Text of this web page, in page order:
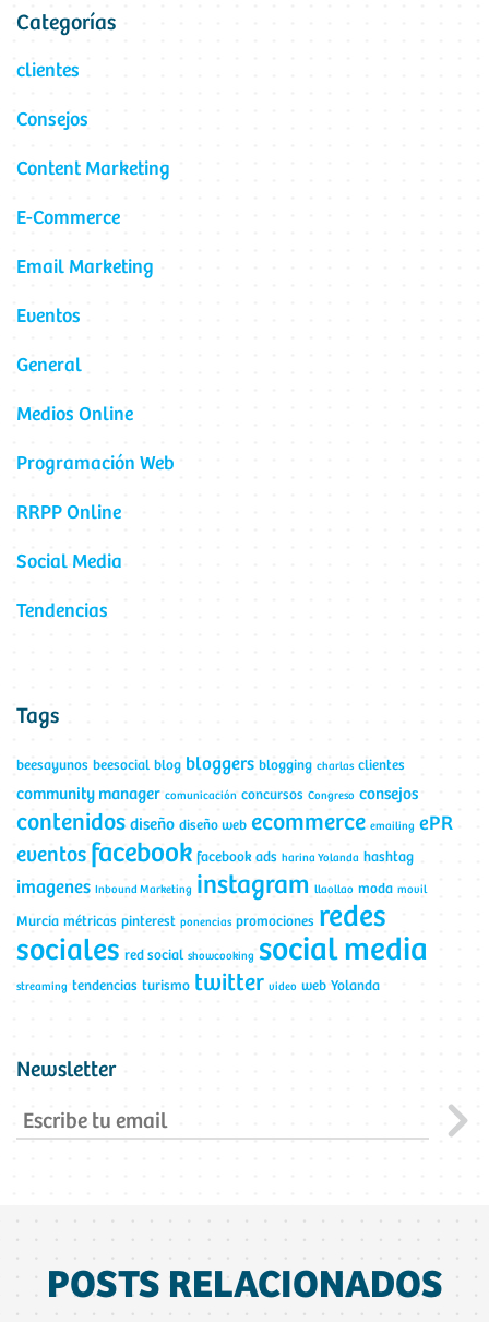
Categorías
clientes
Consejos
Content Marketing
E-Commerce
Email Marketing
Eventos
General
Medios Online
Programación Web
RRPP Online
Social Media
Tendencias
Tags
beesayunos beesocial blog bloggers blogging charlas clientes
community manager comunicación concursos Congreso consejos
contenidos diseño diseño web ecommerce emailing ePR
eventos facebook facebook ads harina Yolanda hashtag
imagenes Inbound Marketing instagram llaollao moda movil
Murcia métricas pinterest ponencias promociones redes
sociales red social showcooking social media
streaming tendencias turismo twitter video web Yolanda
Newsletter
POSTS RELACIONADOS